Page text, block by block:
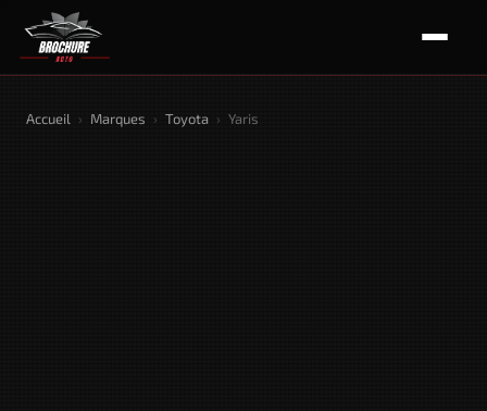
Accueil › Marques › Toyota › Yaris